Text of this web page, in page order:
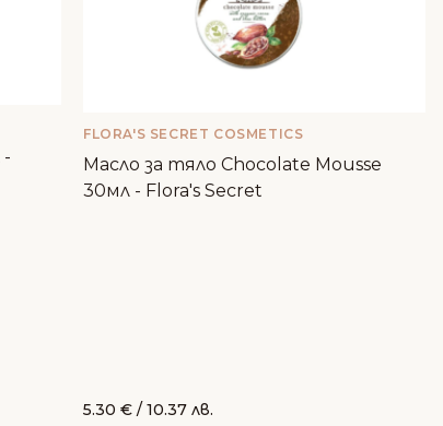
-
FLORA'S SECRET COSMETICS
Масло за тяло Chocolate Mousse
30мл - Flora's Secret
5.30 € / 10.37 лв.